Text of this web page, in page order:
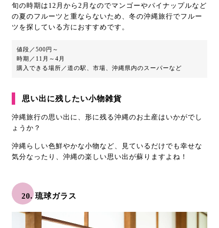
旬の時期は12月から2月なのでマンゴーやパイナップルなど
の夏のフルーツと重ならないため、冬の沖縄旅行でフルー
ツを探している方におすすめです。
値段／500円～
時期／11月～4月
購入できる場所／道の駅、市場、沖縄県内のスーパーなど
思い出に残したい小物雑貨
沖縄旅行の思い出に、形に残る沖縄のお土産はいかがでし
ょうか？
沖縄らしい色鮮やかな小物など、見ているだけでも幸せな
気分なったり、沖縄の楽しい思い出が蘇りますよね！
20. 琉球ガラス